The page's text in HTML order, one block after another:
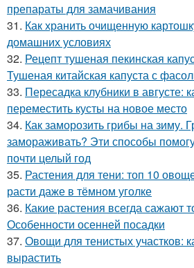
препараты для замачивания
31. Как хранить очищенную
домашних условиях
32. Рецепт тушеная пекинская
Тушеная китайская капуста с
33. Пересадка клубники в августе:
переместить кусты на новое место
34. Как заморозить грибы на зиму.
замораживать? Эти способы
почти целый год
35. Растения для тени: топ 10
расти даже в тёмном уголке
36. Какие растения всегда сажают
Особенности осенней посадки
37. Овощи для тенистых участков:
вырастить